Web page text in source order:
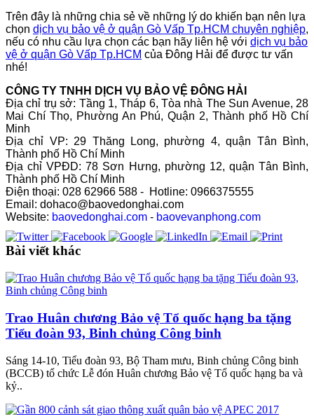
Trên đây là những chia sẻ về những lý do khiến bạn nên lựa
chọn dịch vụ bảo vệ ở quận Gò Vấp Tp.HCM chuyên nghiệp,
nếu có nhu cầu lựa chọn các bạn hãy liên hệ với dịch vụ bảo
vệ ở quận Gò Vấp Tp.HCM của Đông Hải để được tư vấn
nhé!
CÔNG TY TNHH DỊCH VỤ BẢO VỆ ĐÔNG HẢI
Địa chỉ trụ sở: Tầng 1, Tháp 6, Tòa nhà The Sun Avenue, 28
Mai Chí Thọ, Phường An Phú, Quận 2, Thành phố Hồ Chí
Minh
Địa chỉ VP: 29 Thăng Long, phường 4, quận Tân Bình,
Thành phố Hồ Chí Minh
Địa chỉ VPĐD: 78 Sơn Hưng, phường 12, quận Tân Bình,
Thành phố Hồ Chí Minh
Điện thoại: 028 62966 588 - Hotline: 0966375555
Email: dohaco@baovedonghai.com
Website: baovedonghai.com - baovevanphong.com
Bài viết khác
Trao Huân chương Bảo vệ Tổ quốc hạng ba tặng
Tiểu đoàn 93, Binh chủng Công binh
Sáng 14-10, Tiểu đoàn 93, Bộ Tham mưu, Binh chủng Công binh
(BCCB) tổ chức Lễ đón Huân chương Bảo vệ Tổ quốc hạng ba và
kỷ..